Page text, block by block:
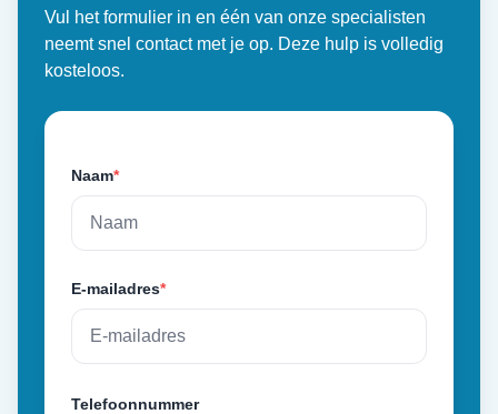
Vul het formulier in en één van onze specialisten
neemt snel contact met je op. Deze hulp is volledig
kosteloos.
Naam*
E-mailadres*
Telefoonnummer